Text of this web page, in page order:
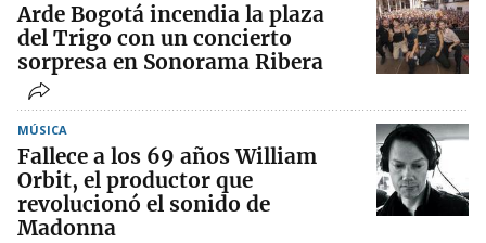
Arde Bogotá incendia la plaza
del Trigo con un concierto
sorpresa en Sonorama Ribera
MÚSICA
Fallece a los 69 años William
Orbit, el productor que
revolucionó el sonido de
Madonna